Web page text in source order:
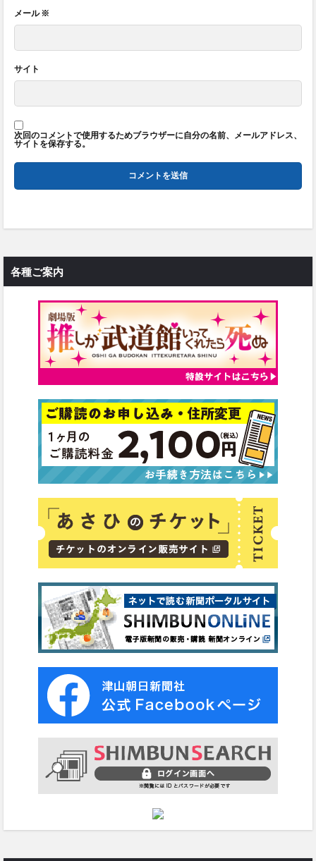
メール※
サイト
次回のコメントで使用するためブラウザーに自分の名前、メールアドレス、
サイトを保存する。
各種ご案内